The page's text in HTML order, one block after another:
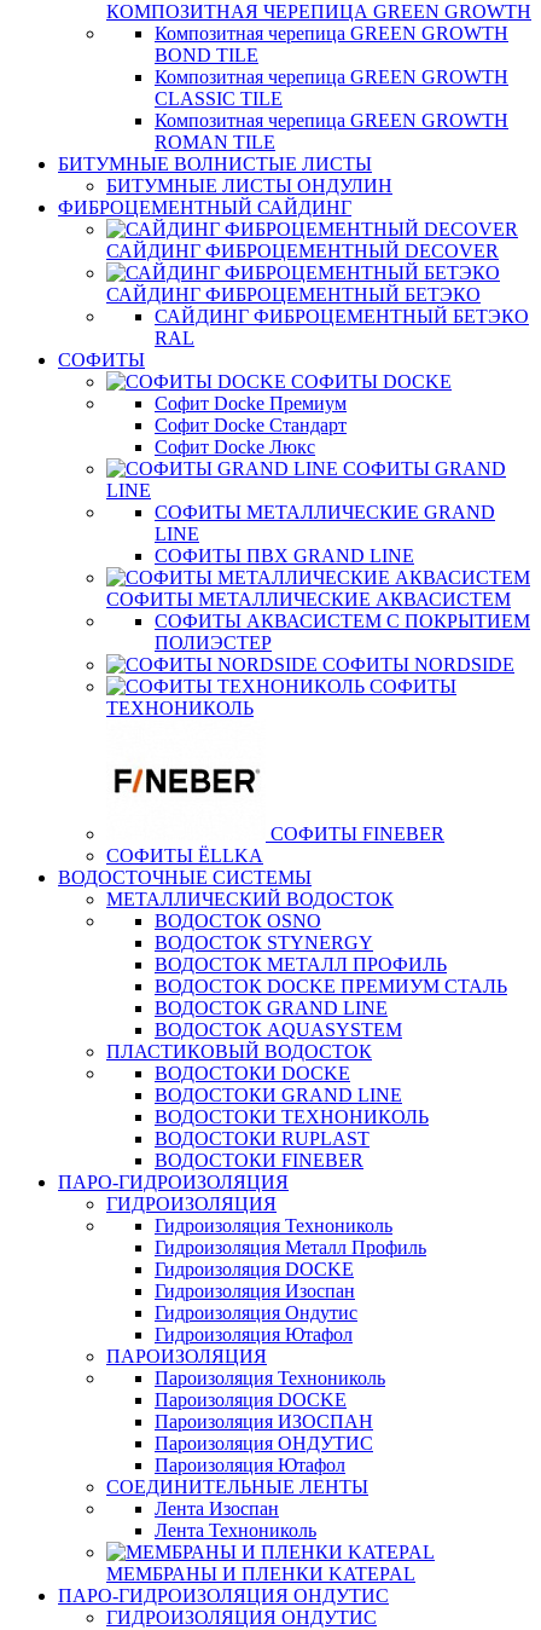
КОМПОЗИТНАЯ ЧЕРЕПИЦА GREEN GROWTH
Композитная черепица GREEN GROWTH
BOND TILE
Композитная черепица GREEN GROWTH
CLASSIC TILE
Композитная черепица GREEN GROWTH
ROMAN TILE
БИТУМНЫЕ ВОЛНИСТЫЕ ЛИСТЫ
БИТУМНЫЕ ЛИСТЫ ОНДУЛИН
ФИБРОЦЕМЕНТНЫЙ САЙДИНГ
САЙДИНГ ФИБРОЦЕМЕНТНЫЙ DECOVER
САЙДИНГ ФИБРОЦЕМЕНТНЫЙ БЕТЭКО
САЙДИНГ ФИБРОЦЕМЕНТНЫЙ БЕТЭКО
RAL
СОФИТЫ
СОФИТЫ DOCKE
Софит Docke Премиум
Софит Docke Стандарт
Софит Docke Люкс
СОФИТЫ GRAND
LINE
СОФИТЫ МЕТАЛЛИЧЕСКИЕ GRAND
LINE
СОФИТЫ ПВХ GRAND LINE
СОФИТЫ МЕТАЛЛИЧЕСКИЕ АКВАСИСТЕМ
СОФИТЫ АКВАСИСТЕМ С ПОКРЫТИЕМ
ПОЛИЭСТЕР
СОФИТЫ NORDSIDE
СОФИТЫ
ТЕХНОНИКОЛЬ
СОФИТЫ FINEBER
СОФИТЫ ЁLLKA
ВОДОСТОЧНЫЕ СИСТЕМЫ
МЕТАЛЛИЧЕСКИЙ ВОДОСТОК
ВОДОСТОК OSNO
ВОДОСТОК STYNERGY
ВОДОСТОК МЕТАЛЛ ПРОФИЛЬ
ВОДОСТОК DOCKE ПРЕМИУМ СТАЛЬ
ВОДОСТОК GRAND LINE
ВОДОСТОК AQUASYSTEM
ПЛАСТИКОВЫЙ ВОДОСТОК
ВОДОСТОКИ DOCKE
ВОДОСТОКИ GRAND LINE
ВОДОСТОКИ ТЕХНОНИКОЛЬ
ВОДОСТОКИ RUPLAST
ВОДОСТОКИ FINEBER
ПАРО-ГИДРОИЗОЛЯЦИЯ
ГИДРОИЗОЛЯЦИЯ
Гидроизоляция Технониколь
Гидроизоляция Металл Профиль
Гидроизоляция DOCKE
Гидроизоляция Изоспан
Гидроизоляция Ондутис
Гидроизоляция Ютафол
ПАРОИЗОЛЯЦИЯ
Пароизоляция Технониколь
Пароизоляция DOCKE
Пароизоляция ИЗОСПАН
Пароизоляция ОНДУТИС
Пароизоляция Ютафол
СОЕДИНИТЕЛЬНЫЕ ЛЕНТЫ
Лента Изоспан
Лента Технониколь
МЕМБРАНЫ И ПЛЕНКИ KATEPAL
ПАРО-ГИДРОИЗОЛЯЦИЯ ОНДУТИС
ГИДРОИЗОЛЯЦИЯ ОНДУТИС